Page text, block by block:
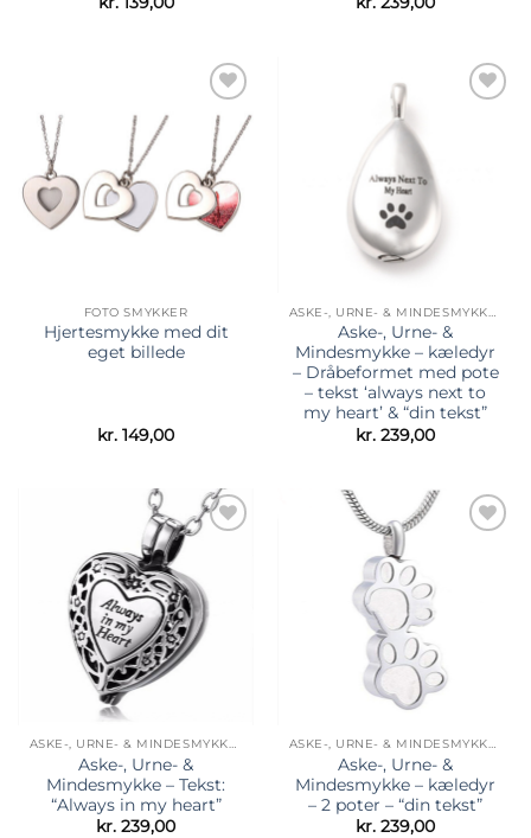
Tilføj til
ønskeliste
FOTO SMYKKER
Hjertesmykke med dit
eget billede
kr. 149,00
ASKE-, URNE- & MINDESMYKKER
Aske-, Urne- &
Mindesmykke – kæledyr
– Dråbeformet med pote
– tekst ‘always next to
my heart’ & “din tekst”
kr. 239,00
Tilføj til
ønskeliste
ASKE-, URNE- & MINDESMYKKER
Aske-, Urne- &
Mindesmykke – Tekst:
“Always in my heart”
kr. 239,00
ASKE-, URNE- & MINDESMYKKER
Aske-, Urne- &
Mindesmykke – kæledyr
– 2 poter – “din tekst”
kr. 239,00